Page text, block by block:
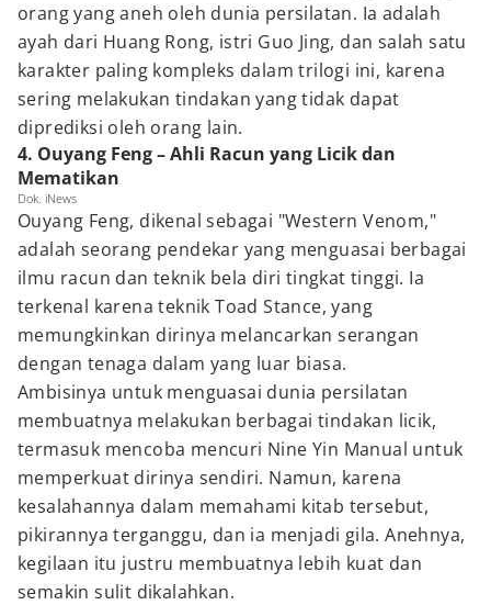
orang yang aneh oleh dunia persilatan. Ia adalah
ayah dari Huang Rong, istri Guo Jing, dan salah satu
karakter paling kompleks dalam trilogi ini, karena
sering melakukan tindakan yang tidak dapat
diprediksi oleh orang lain.
4. Ouyang Feng – Ahli Racun yang Licik dan
Mematikan
Dok. iNews
Ouyang Feng, dikenal sebagai "Western Venom,"
adalah seorang pendekar yang menguasai berbagai
ilmu racun dan teknik bela diri tingkat tinggi. Ia
terkenal karena teknik Toad Stance, yang
memungkinkan dirinya melancarkan serangan
dengan tenaga dalam yang luar biasa.
Ambisinya untuk menguasai dunia persilatan
membuatnya melakukan berbagai tindakan licik,
termasuk mencoba mencuri Nine Yin Manual untuk
memperkuat dirinya sendiri. Namun, karena
kesalahannya dalam memahami kitab tersebut,
pikirannya terganggu, dan ia menjadi gila. Anehnya,
kegilaan itu justru membuatnya lebih kuat dan
semakin sulit dikalahkan.